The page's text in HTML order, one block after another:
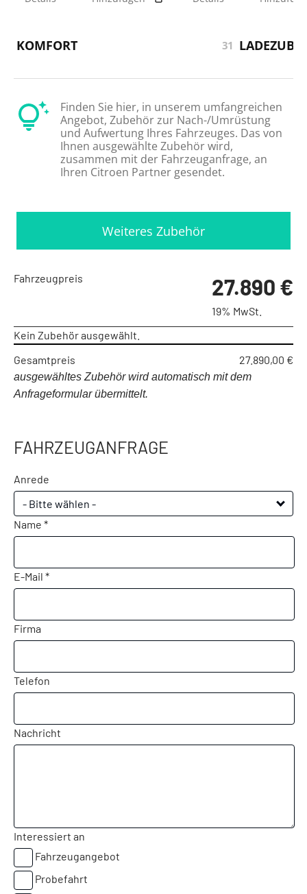
KOMFORT 31
Finden Sie hier, in unserem umfangreichen
Angebot, Zubehör zur Nach-/Umrüstung
und Aufwertung Ihres Fahrzeuges. Das von
Ihnen ausgewählte Zubehör wird,
zusammen mit der Fahrzeuganfrage, an
Ihren Citroen Partner gesendet.
Weiteres Zubehör
Fahrzeugpreis 27.890 €
19% MwSt.
Kein Zubehör ausgewählt.
Gesamtpreis
27.890,00 €
ausgewähltes Zubehör wird automatisch mit dem
Anfrageformular übermittelt.
FAHRZEUGANFRAGE
Anrede
- Bitte wählen -
Name *
E-Mail *
Firma
Telefon
Nachricht
Interessiert an
Fahrzeugangebot
Probefahrt